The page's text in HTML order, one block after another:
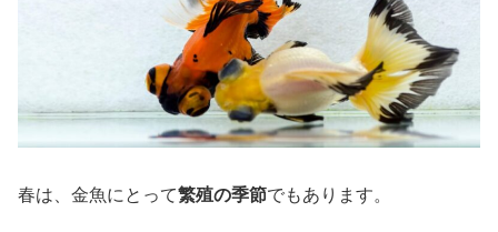
春は、金魚にとって繁殖の季節でもあります。